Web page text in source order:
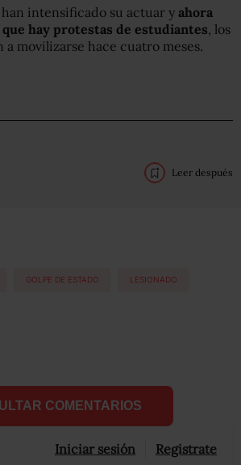
han intensificado su actuar y ahora
que hay protestas de estudiantes , los
a movilizarse hace cuatro meses.
Leer después
GOLPE DE ESTADO LESIONADO
COMENTARIOS
Iniciar sesión Registrate